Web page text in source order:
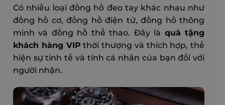
Có nhiều loại đồng hồ đeo tay khác nhau như
đồng hồ cơ, đồng hồ điện tử, đồng hồ thông
minh và đồng hồ thể thao. Đây là quà tặng
khách hàng VIP thời thượng và thích hợp, thể
hiện sự tinh tế và tính cá nhân của bạn đối với
người nhận.